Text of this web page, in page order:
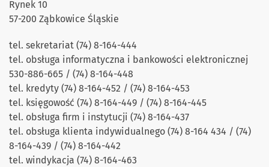
Rynek 10
57-200 Ząbkowice Śląskie
tel. sekretariat (74) 8-164-444
tel. obsługa informatyczna i bankowości elektronicznej
530-886-665 / (74) 8-164-448
tel. kredyty (74) 8-164-452 / (74) 8-164-453
tel. księgowość (74) 8-164-449 / (74) 8-164-445
tel. obsługa firm i instytucji (74) 8-164-437
tel. obsługa klienta indywidualnego (74) 8-164 434 / (74)
8-164-439 / (74) 8-164-442
tel. windykacja (74) 8-164-463